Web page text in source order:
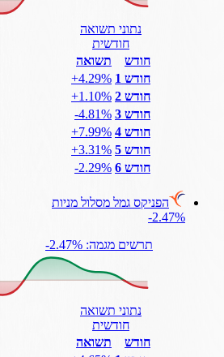
נתוני תשואה
חודשית
חודש
תשואה
חודש 1
‎+4.29%
חודש 2
‎+1.10%
חודש 3
‎-4.81%
חודש 4
‎+7.99%
חודש 5
‎+3.31%
חודש 6
‎-2.29%
הפניקס גמל מסלול מניות
‎-2.47%
תרשים מגמה: ‎-2.47%
נתוני תשואה
חודשית
חודש
תשואה